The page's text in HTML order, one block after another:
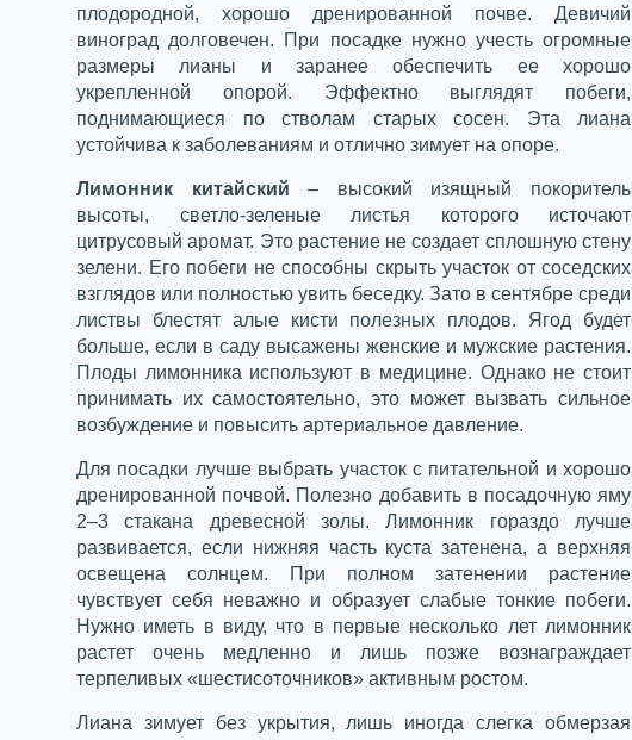
плодородной, хорошо дренированной почве. Девичий
виноград долговечен. При посадке нужно учесть огромные
размеры лианы и заранее обеспечить ее хорошо
укрепленной опорой. Эффектно выглядят побеги,
поднимающиеся по стволам старых сосен. Эта лиана
устойчива к заболеваниям и отлично зимует на опоре.
Лимонник китайский – высокий изящный покоритель
высоты, светло-зеленые листья которого источают
цитрусовый аромат. Это растение не создает сплошную стену
зелени. Его побеги не способны скрыть участок от соседских
взглядов или полностью увить беседку. Зато в сентябре среди
листвы блестят алые кисти полезных плодов. Ягод будет
больше, если в саду высажены женские и мужские растения.
Плоды лимонника используют в медицине. Однако не стоит
принимать их самостоятельно, это может вызвать сильное
возбуждение и повысить артериальное давление.
Для посадки лучше выбрать участок с питательной и хорошо
дренированной почвой. Полезно добавить в посадочную яму
2–3 стакана древесной золы. Лимонник гораздо лучше
развивается, если нижняя часть куста затенена, а верхняя
освещена солнцем. При полном затенении растение
чувствует себя неважно и образует слабые тонкие побеги.
Нужно иметь в виду, что в первые несколько лет лимонник
растет очень медленно и лишь позже вознаграждает
терпеливых «шестисоточников» активным ростом.
Лиана зимует без укрытия, лишь иногда слегка обмерзая